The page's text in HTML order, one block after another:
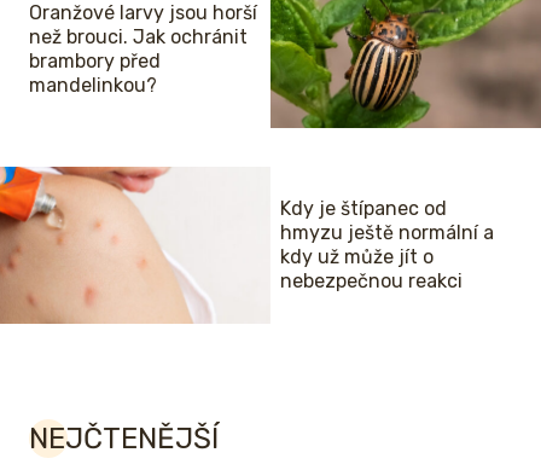
Oranžové larvy jsou horší
než brouci. Jak ochránit
brambory před
mandelinkou?
Kdy je štípanec od
hmyzu ještě normální a
kdy už může jít o
nebezpečnou reakci
NEJČTENĚJŠÍ